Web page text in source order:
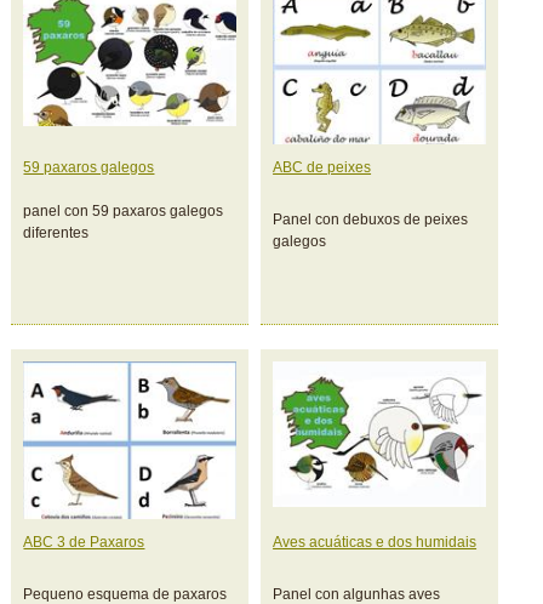
59 paxaros galegos
panel con 59 paxaros galegos
diferentes
ABC de peixes
Panel con debuxos de peixes
galegos
ABC 3 de Paxaros
Pequeno esquema de paxaros
Aves acuáticas e dos humidais
Panel con algunhas aves